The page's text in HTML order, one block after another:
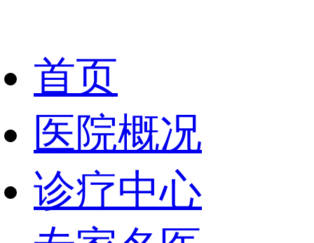
首页
医院概况
诊疗中心